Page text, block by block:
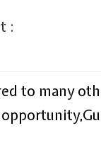
:
to many